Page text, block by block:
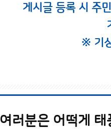
게시글 등록 시 주
※ 기
여러분은 어떡게